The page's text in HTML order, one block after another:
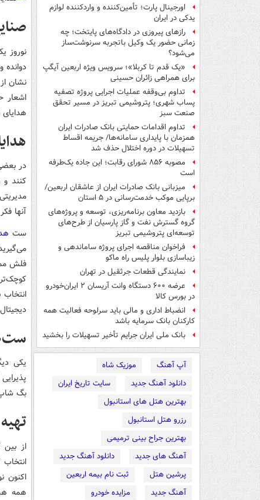
اورجینال پارت؛ تأمین‌کننده و واردکننده لوازم
یدکی در ایران
رازهای پیروزی در دادگاه‌های پایتخت؛ چه
زمانی حضور یک وکیل باتجربه سرنوشت‌ساز
می‌شود؟
«یک قدم تا کربلا»؛ سرویس ویژه اربعین آیگپ
برای همراهی زائران حسینی
تداوم بی‌وقفه عملیات اجرایی پروژه تصفیه
پساب شهری؛ پتروشیمی تبریز در مسیر تحقق
صنعت سبز
تداوم اقدامات حمایتی بانک صادرات ایران
همزمان با پایداری سامانه‌ها/ جریمه اقساط
تسهیلات در دوره اختلال حذف شد
مصوبه ۸۵۶ شورای رقابت؛ این جاده یک‌طرفه
است
میزبانی بانک صادرات ایران از عاشقان اربعین/
برپایی موکب خدمت‌رسانی در ۵ استان
بازدید معاون برنامه‌ریزی، توسعه و پروژه‌های
گروه گسترش نفت و گاز پارسیان از طرح‌های
توسعه‌ای پتروشیمی تبریز
فراخوان مناقصه اجرای پروژه ساماندهی و
زیباسازی بلوار پلیس راه ماکو
نمایندگی قطعات جرثقیل در تهران
عرضه ۶۰۰ دستگاه وانت آریسان ۲ ایران‌خودرو
در بورس کالا
انضباط اداری و مالی باید سرلوحه فعالیت همه
کارکنان بانک سرمایه باشد
بانک ملی ایران جرایم تأخیر تسهیلات را بخشید
آپ آهنگ
موزیک شاه
دانلود آهنگ جدید
سایت تاریخ ایران
بهترین هتل های استانبول
رزرو هتل استانبول
بهترین جراح بینی ترمیمی
آهنگ های جدید
دانلود آهنگ جدید
پرشین هتل
ثبت نام بیمه اربعین
آهنگ جدید
مزایده خودرو
نوروز
نشان
اشعار
در
کنند
آنها
ست‌
فلش
یکی
بگ
از بین
اکنون
همه